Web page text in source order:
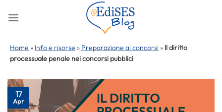
Home » Info e risorse » Preparazione ai concorsi » Il diritto
processuale penale nei concorsi pubblici
17
Apr